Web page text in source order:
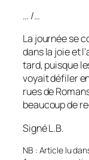
… /…
La journée se
dans la joie et
tard, puisque
voyait défiler
rues de
beaucoup de
Signé L.B.
NB : Article lu